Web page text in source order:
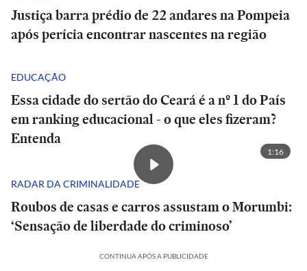
Justiça barra prédio de 22 andares na Pompeia
após perícia encontrar nascentes na região
EDUCAÇÃO
Essa cidade do sertão do Ceará é a nº 1 do País
em ranking educacional - o que eles fizeram?
Entenda
1:16
RADAR DA CRIMINALIDADE
Roubos de casas e carros assustam o Morumbi:
‘Sensação de liberdade do criminoso’
CONTINUA APÓS A PUBLICIDADE